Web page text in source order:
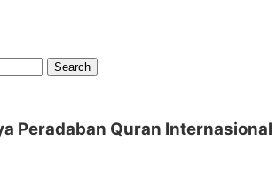
Peradaban Quran Internasional